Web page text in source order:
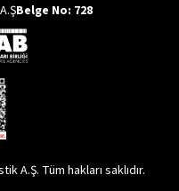
Belge No: 728
A.Ş. Tüm hakları saklıdır.